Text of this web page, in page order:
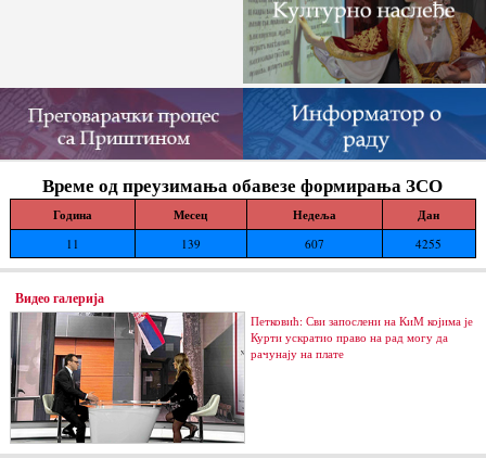
Време од преузимања обавезе формирања ЗСО
Година Месец Недеља Дан
11 139 607 4255
Видео галерија
Петковић: Сви запослени на КиМ којима је
Курти ускратио право на рад могу да
рачунају на плате